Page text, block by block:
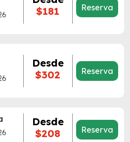
$181
Reserva
Desde
$302
Reserva
Desde
$208
Reserva